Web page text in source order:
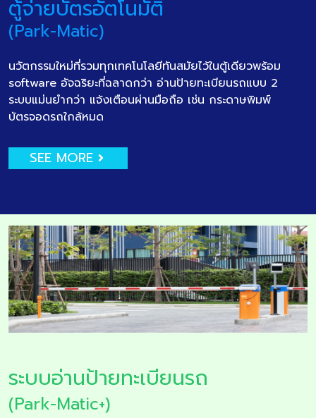
ตู้จ่ายบัตรอัตโนมัติ
(Park-Matic)
นวัตกรรมใหม่ที่รวมทุกเทคโนโลยีทันสมัยไว้ในตู้เดียวพร้อม
software อัจฉริยะที่ฉลาดกว่า อ่านป้ายทะเบียนรถแบบ 2
ระบบแม่นยำกว่า แจ้งเตือนผ่านมือถือ เช่น กระดาษพิมพ์
บัตรจอดรถใกล้หมด
SEE MORE
ระบบอ่านป้ายทะเบียนรถ
(Park-Matic+)